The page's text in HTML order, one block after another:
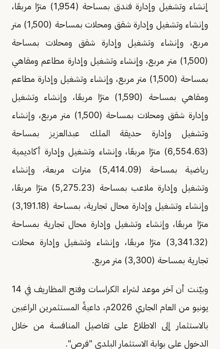
إنشاء وتشغيل وإدارة فندق بمساحة (1,954) مترًا مربعًا،
وإنشاء وتشغيل وإدارة شقق ومحلات بمساحة (1,500) متر
مربع، وإنشاء وتشغيل وإدارة شقق ومحلات بمساحة
(1,500) متر مربع، وإنشاء وتشغيل وإدارة مطاعم ومقاهي
بمساحة (1,500) متر مربع، وإنشاء وتشغيل وإدارة مطاعم
ومقاهي بمساحة (1,590) مترًا مربعًا، وإنشاء وتشغيل
وإدارة شقق ومحلات بمساحة (1,500) متر مربع، وإنشاء
وتشغيل وإدارة حديقة الملك عبدالعزيز بمساحة
(6,554.63) مترًا مربعًا، وإنشاء وتشغيل وإدارة أكاديمية
رياضية بمساحة (5,414.09) مترات مربعة، وإنشاء
وتشغيل وإدارة ملاعب بمساحة (5,275.23) مترًا مربعًا،
وإنشاء وتشغيل وإدارة محال تجارية، بمساحة (3,191.18)
مترًا مربعًا، وإنشاء وتشغيل وإدارة محال تجارية بمساحة
(3,341.32) مترًا مربعًا، وإنشاء وتشغيل وإدارة محلات
تجارية بمساحة (3,300) متر مربع.
وبيّنت أن آخر موعد لشراء الكراسات وفتح المظاريف في 14
يونيو من العام الجاري 2026م، داعيةً المستثمرين الراغبين
بالاستثمار إلى الاطلاع على تفاصيل المنافسة من خلال
الدخول على بوابة الاستثمار البلدي "فرص".